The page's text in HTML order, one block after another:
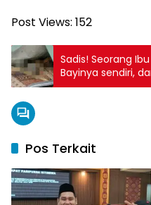
Post Views: 152
Sadis! Seorang
Bayinya sendiri,
lemari
Pos Terkait